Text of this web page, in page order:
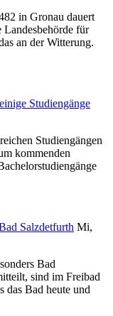
in Gronau dauert
Landesbehörde für
an der Witterung.
Studiengänge
Studiengängen
kommenden
Salzdetfurth Mi,
Bad
sind im Freibad
das Bad heute und